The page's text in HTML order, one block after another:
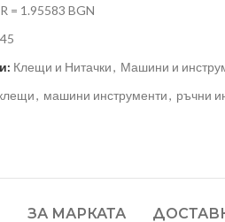
= 1.95583 BGN
Клещи и Нитачки, Машини и
, машини инструменти, ръчни
ЗА МАРКАТА